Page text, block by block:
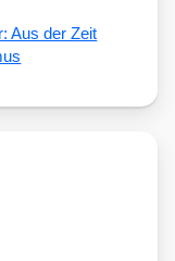
Aus der Zeit